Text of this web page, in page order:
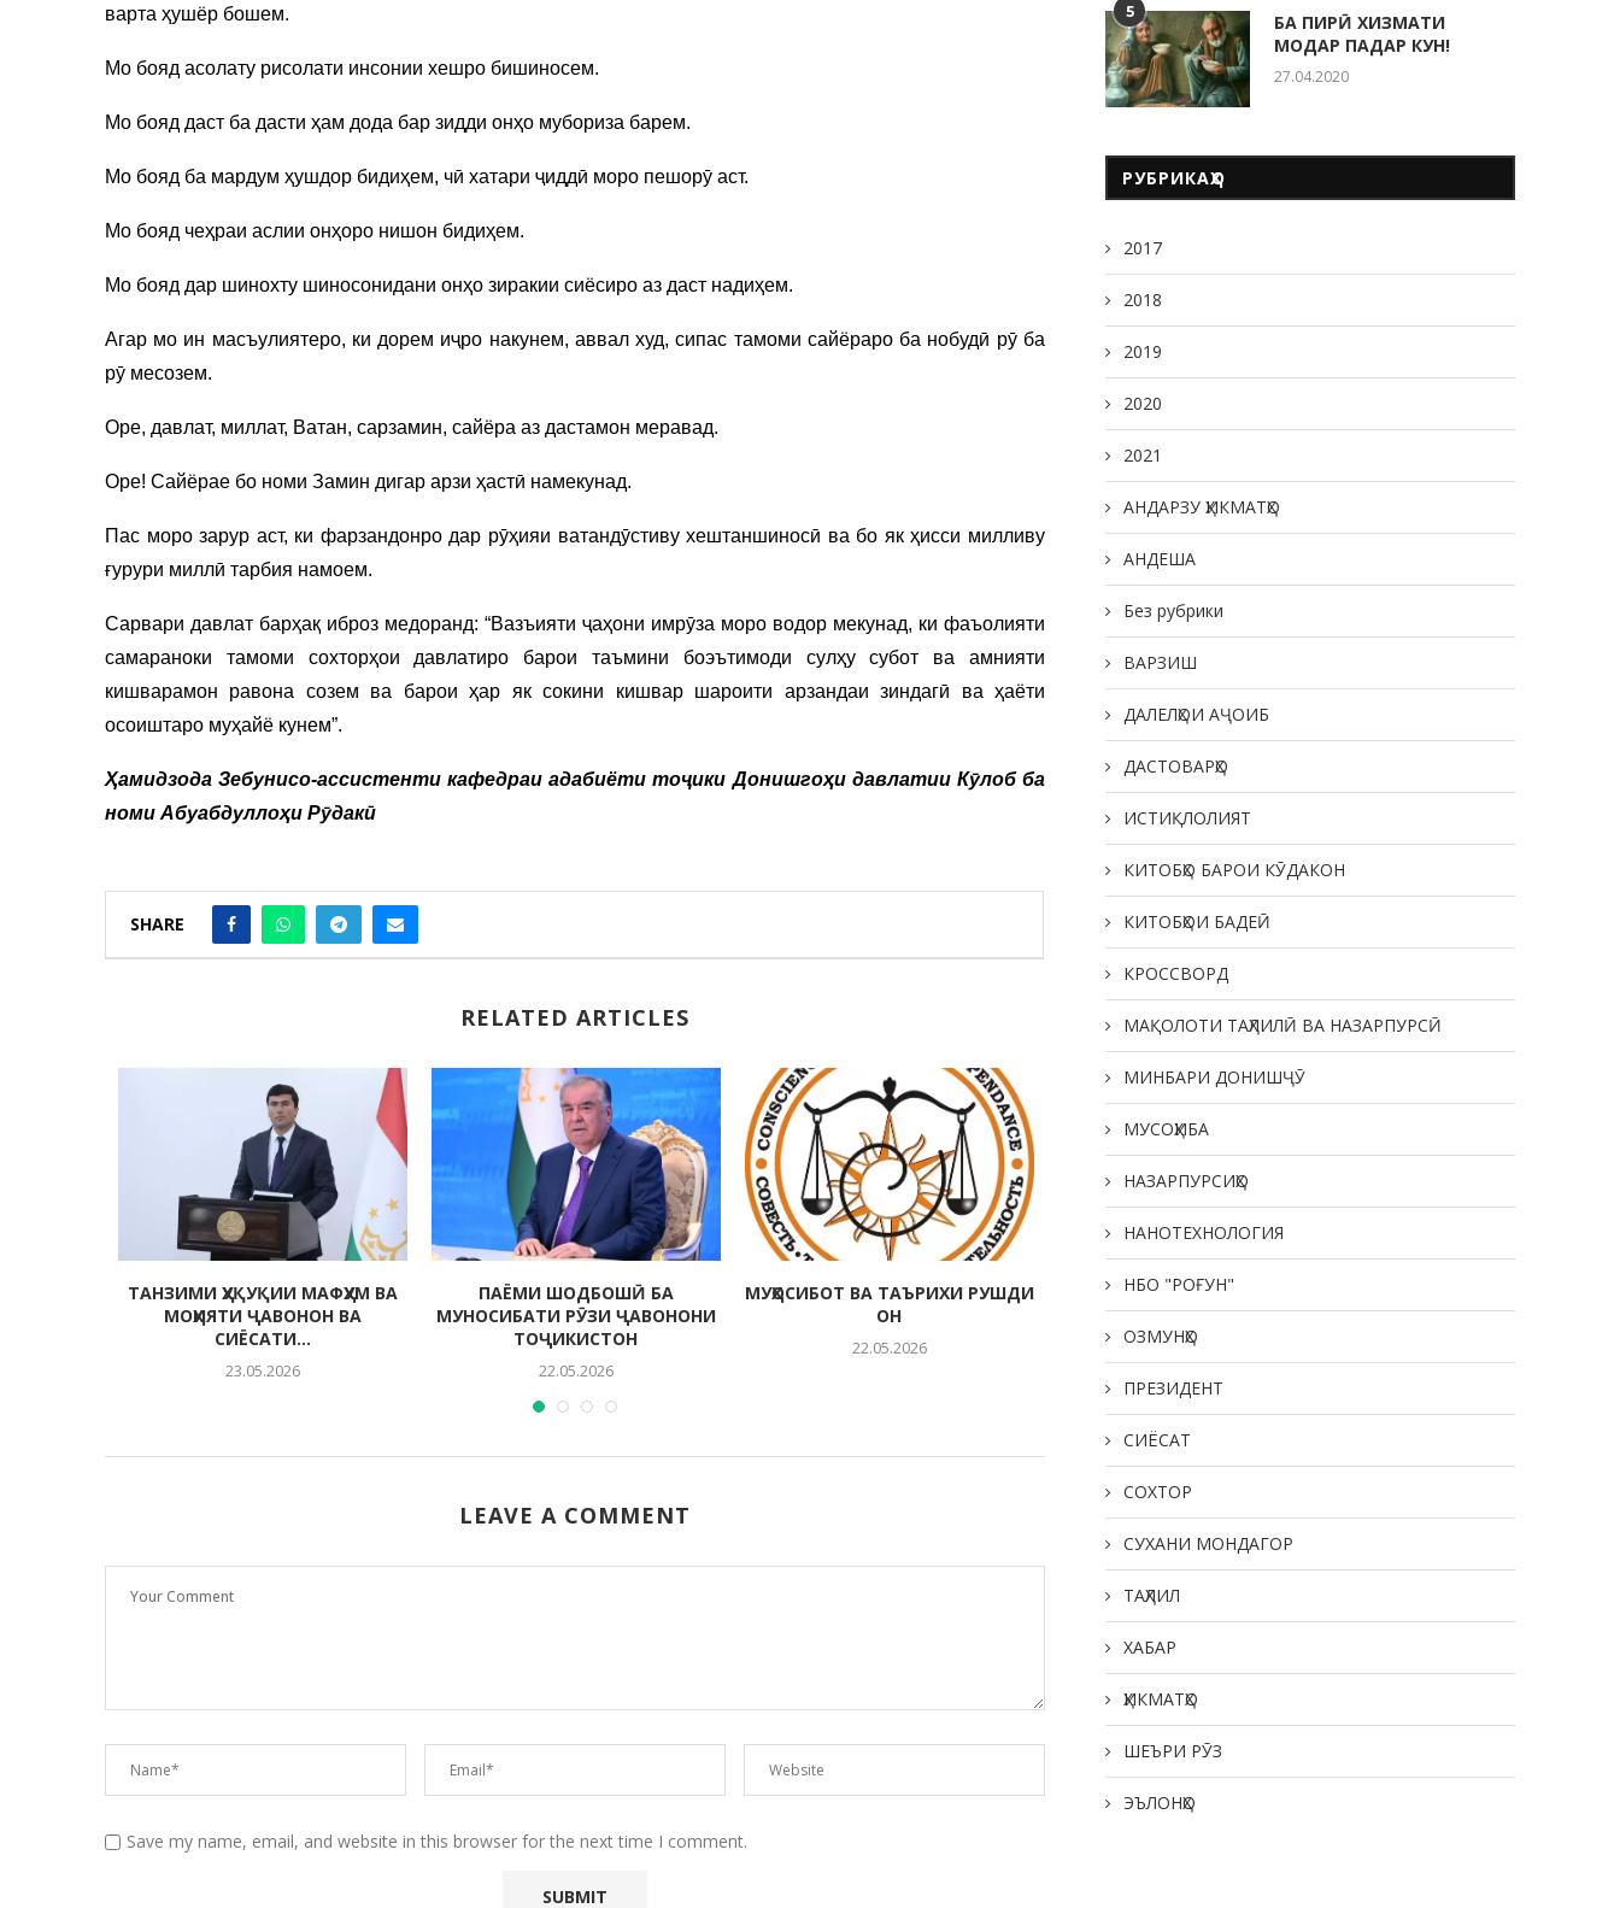
варта ҳушёр бошем.
Мо бояд асолату рисолати инсонии хешро бишиносем.
Мо бояд даст ба дасти ҳам дода бар зидди онҳо мубориза барем.
Мо бояд ба мардум ҳушдор бидиҳем, чӣ хатари ҷиддӣ моро пешорӯ аст.
Мо бояд чеҳраи аслии онҳоро нишон бидиҳем.
Мо бояд дар шинохту шиносонидани онҳо зиракии сиёсиро аз даст надиҳем.
Агар мо ин масъулиятеро, ки дорем иҷро накунем, аввал худ, сипас тамоми сайёраро ба нобудӣ рӯ ба
рӯ месозем.
Оре, давлат, миллат, Ватан, сарзамин, сайёра аз дастамон меравад.
Оре! Сайёрае бо номи Замин дигар арзи ҳастӣ намекунад.
Пас моро зарур аст, ки фарзандонро дар рӯҳияи ватандӯстиву хештаншиносӣ ва бо як ҳисси милливу
ғурури миллӣ тарбия намоем.
Сарвари давлат барҳақ иброз медоранд: “Вазъияти ҷаҳони имрӯза моро водор мекунад, ки фаъолияти
самараноки тамоми сохторҳои давлатиро барои таъмини боэътимоди сулҳу субот ва амнияти
кишварамон равона созем ва барои ҳар як сокини кишвар шароити арзандаи зиндагӣ ва ҳаёти
осоиштаро муҳайё кунем”.
Ҳамидзода Зебунисо-ассистенти кафедраи адабиёти тоҷики Донишгоҳи давлатии Кӯлоб ба
номи Абуабдуллоҳи Рӯдакӣ
SHARE
RELATED ARTICLES
ТАНЗИМИ ҲУҚУҚИИ МАФҲУМ ВА
МОҲИЯТИ ҶАВОНОН ВА
СИЁСАТИ...
23.05.2026
ПАЁМИ ШОДБОШӢ БА
МУНОСИБАТИ РӮЗИ ҶАВОНОНИ
ТОҶИКИСТОН
22.05.2026
МУҲОСИБОТ ВА ТАЪРИХИ РУШДИ
ОН
22.05.2026
ЧАНД МУЛОҲИЗА ОИД БА
КИТОБИ ҶУМЪАХОН АЛИМӢ
«ДОНИШНОМАИ...
21.05.2026
ПУЛИ МАЪНАВИИ АСРҲО
LEAVE A COMMENT
Save my name, email, and website in this browser for the next time I comment.
5
БА ПИРӢ ХИЗМАТИ
МОДАР ПАДАР КУН!
27.04.2020
РУБРИКАҲО
2017
2018
2019
2020
2021
АНДАРЗУ ҲИКМАТҲО
АНДЕША
Без рубрики
ВАРЗИШ
ДАЛЕЛҲОИ АҶОИБ
ДАСТОВАРҲО
ИСТИҚЛОЛИЯТ
КИТОБҲО БАРОИ КӮДАКОН
КИТОБҲОИ БАДЕӢ
КРОССВОРД
МАҚОЛОТИ ТАҲЛИЛӢ ВА НАЗАРПУРСӢ
МИНБАРИ ДОНИШҶӮ
МУСОҲИБА
НАЗАРПУРСИҲО
НАНОТЕХНОЛОГИЯ
НБО "РОҒУН"
ОЗМУНҲО
ПРЕЗИДЕНТ
СИЁСАТ
СОХТОР
СУХАНИ МОНДАГОР
ТАҲЛИЛ
ХАБАР
ҲИКМАТҲО
ШЕЪРИ РӮЗ
ЭЪЛОНҲО